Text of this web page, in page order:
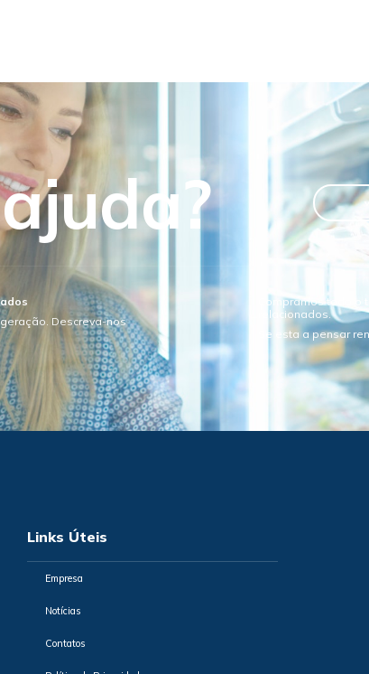
Descreva-nos
Compramos todo
relacionados.
Se esta a pensar
Links Úteis
Empresa
Notícias
Contatos